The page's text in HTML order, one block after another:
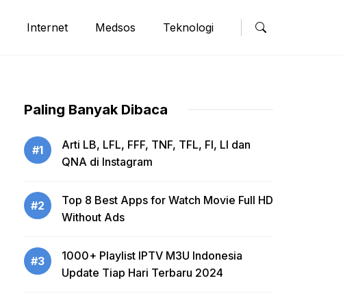
Internet Medsos Teknologi
Paling Banyak Dibaca
#1
Arti LB, LFL, FFF, TNF, TFL, FI, LI dan
QNA di Instagram
#2
Top 8 Best Apps for Watch Movie Full HD
Without Ads
#3
1000+ Playlist IPTV M3U Indonesia
Update Tiap Hari Terbaru 2024